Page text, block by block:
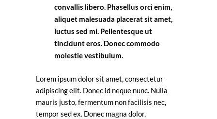
convallis libero. Phasellus orci enim,
aliquet malesuada placerat sit amet,
luctus sed mi. Pellentesque ut
tincidunt eros. Donec commodo
molestie vestibulum.
Lorem ipsum dolor sit amet, consectetur
adipiscing elit. Donec id neque nunc. Nulla
mauris justo, fermentum non facilisis nec,
tempor sed ex. Donec magna dolor,